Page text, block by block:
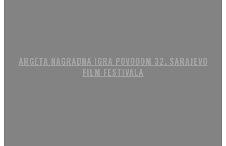
ARGETA NAGRADNA IGRA POVODOM 32. SARAJEVO
FILM FESTIVALA